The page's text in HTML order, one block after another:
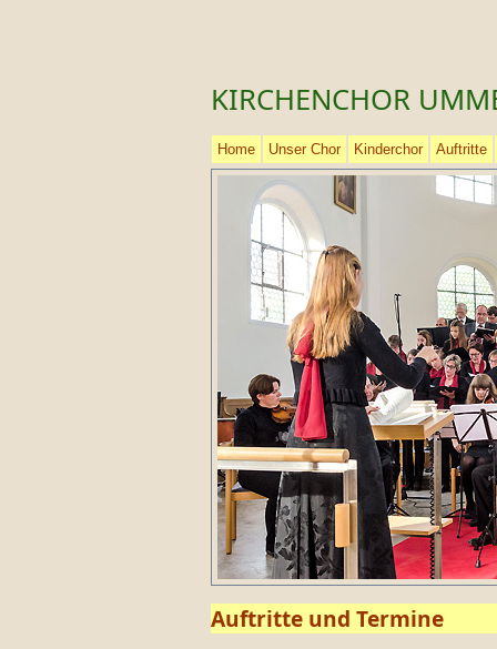
KIRCHENCHOR
Home Unser Chor Kinderchor Auftritte
Auftritte und Termine